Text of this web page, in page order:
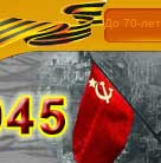
До 70-